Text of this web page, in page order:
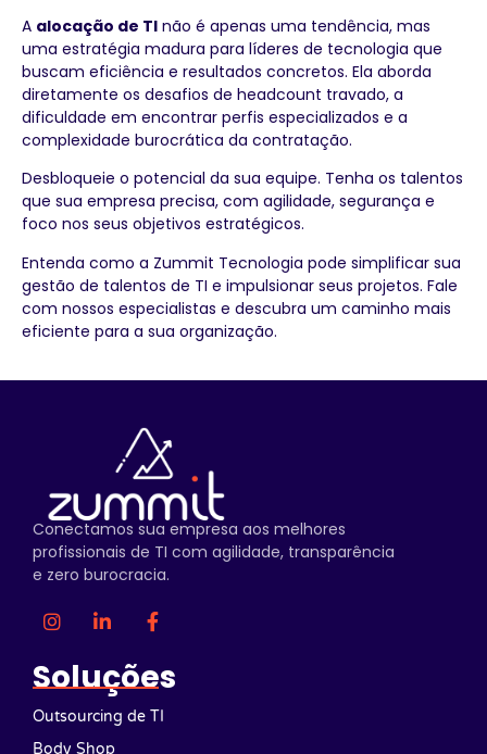
A alocação de TI não é apenas uma tendência, mas
uma estratégia madura para líderes de tecnologia que
buscam eficiência e resultados concretos. Ela aborda
diretamente os desafios de headcount travado, a
dificuldade em encontrar perfis especializados e a
complexidade burocrática da contratação.
Desbloqueie o potencial da sua equipe. Tenha os talentos
que sua empresa precisa, com agilidade, segurança e
foco nos seus objetivos estratégicos.
Entenda como a Zummit Tecnologia pode simplificar sua
gestão de talentos de TI e impulsionar seus projetos. Fale
com nossos especialistas e descubra um caminho mais
eficiente para a sua organização.
Conectamos sua empresa aos melhores
profissionais de TI com agilidade, transparência
e zero burocracia.
Soluções
Outsourcing de TI
Body Shop